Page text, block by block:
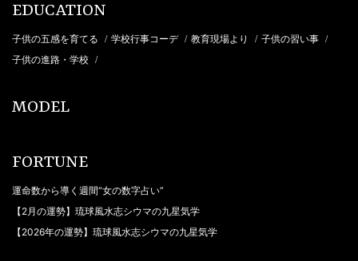
EDUCATION
子供の五感を育てる / 学校行事コーデ / 教育現場より / 子供の習い事 /
子供の進路・学校 /
MODEL
FORTUNE
運命数から導く週間“女の数字占い”
【2月の運勢】琉球風水志シウマの九星気学
【2026年の運勢】琉球風水志シウマの九星気学